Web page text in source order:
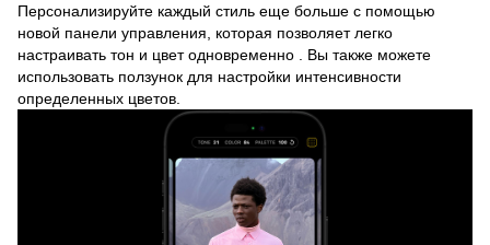
Персонализируйте каждый стиль еще больше с помощью
новой панели управления, которая позволяет легко
настраивать тон и цвет одновременно . Вы также можете
использовать ползунок для настройки интенсивности
определенных цветов.